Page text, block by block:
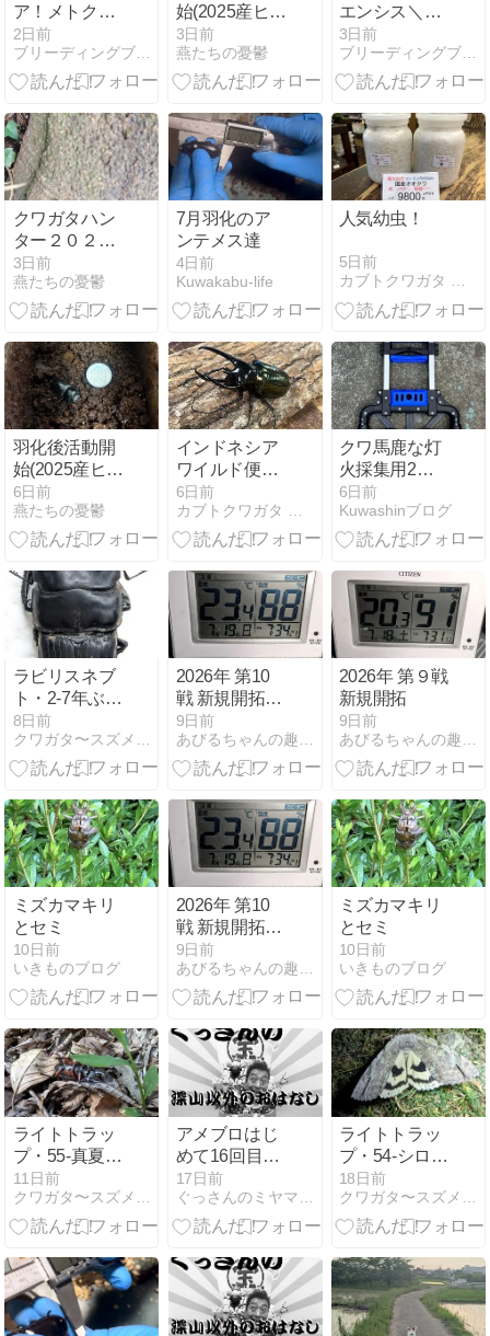
ア！メトクD.
アンタエウス
＼(^o^)／
2日前
ブリーディングブログ
始(2025産ヒラ
タクワガタ)―
４
3日前
燕たちの憂鬱
エンシス＼
(^o^)／
3日前
ブリーディングブログ
クワガタハン
ター２０２６
―１２
3日前
燕たちの憂鬱
7月羽化のア
ンテメス達
4日前
Kuwakabu-life
人気幼虫！
5日前
カブトクワガタ ＧＬＯＢＡＬ
羽化後活動開
始(2025産ヒラ
タクワガタ)―
３
6日前
燕たちの憂鬱
インドネシア
ワイルド便入
荷！
6日前
カブトクワガタ ＧＬＯＢＡＬ
クワ馬鹿な灯
火採集用2輪
台車購入
6日前
Kuwashinブログ
ラビリスネブ
ト・2-7年ぶり
の飼育
8日前
クワガタ〜スズメバチ等の覚書
2026年 第10
戦 新規開拓リ
チャレンジ
9日前
あびるちゃんの趣味の世界（主にクワガタ） - 楽天ブログ
2026年 第９戦
新規開拓
9日前
あびるちゃんの趣味の世界（主にクワガタ） - 楽天ブログ
ミズカマキリ
とセミ
10日前
いきものブログ
2026年 第10
戦 新規開拓リ
チャレンジ
9日前
あびるちゃんの趣味の世界（主にクワガタ） - 楽天ブログ
ミズカマキリ
とセミ
10日前
いきものブログ
ライトトラッ
プ・55-真夏の
アカアシと明
るい夜
11日前
クワガタ〜スズメバチ等の覚書
アメブロはじ
めて16回目の
夏15周年を迎
えました
17日前
ぐっさんのミヤマ愛なる深山道
ライトトラッ
プ・54-シロシ
タバ飛来
18日前
クワガタ〜スズメバチ等の覚書